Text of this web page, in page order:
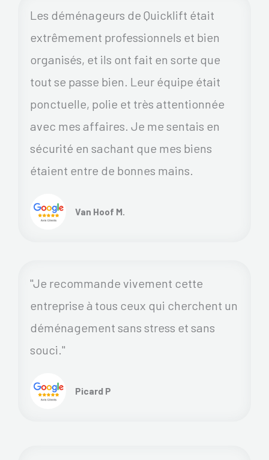
Les déménageurs de Quicklift était
extrêmement professionnels et bien
organisés, et ils ont fait en sorte que
tout se passe bien. Leur équipe était
ponctuelle, polie et très attentionnée
avec mes affaires. Je me sentais en
sécurité en sachant que mes biens
étaient entre de bonnes mains.
Van Hoof M.
"Je recommande vivement cette
entreprise à tous ceux qui cherchent un
déménagement sans stress et sans
souci."
Picard P